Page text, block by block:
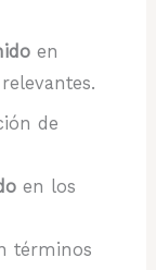
en
de
en los
términos